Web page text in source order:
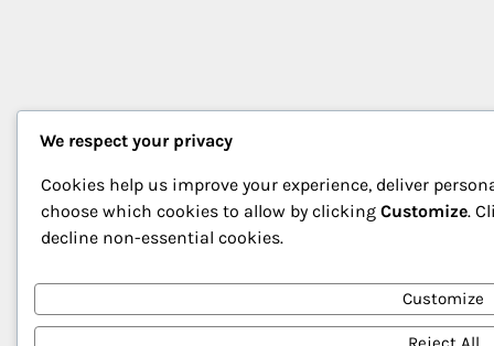
We respect your privacy
Cookies help us improve your experience, deliver
choose which cookies to allow by clicking Customize.
decline non-essential cookies.
Customize